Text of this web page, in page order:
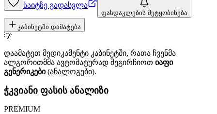
საიტზე გადასვლა
ფასდაკლების შეტყობინება
კაბინეტში დამატება
💡
დაამატეთ მედიკამენტი კაბინეტში, რათა ჩვენმა
ალგორითმმა ავტომატურად შეგირჩიოთ იაფი
გენერიკები(ანალოგები).
ჭკვიანი ფასის ანალიზი
PREMIUM